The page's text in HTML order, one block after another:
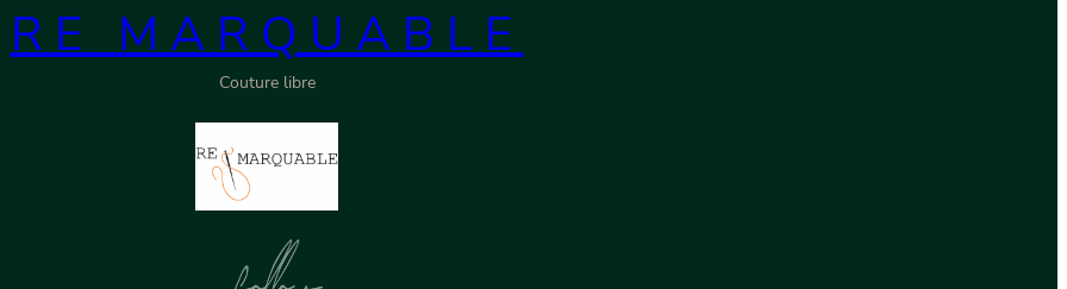
RE MARQUABLE
Couture libre